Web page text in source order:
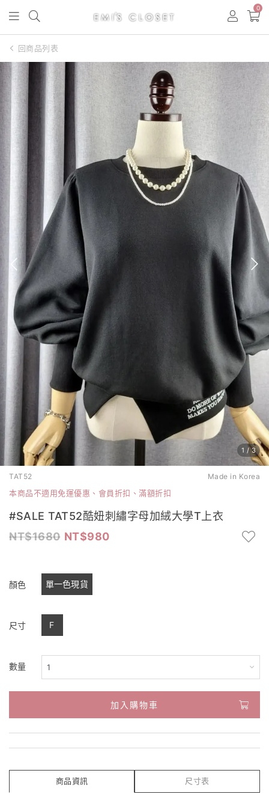
0
回商品列表
1 /3
TAT52 Made in Korea
本商品不適用免運優惠、會員折扣、滿額折扣
#SALE TAT52酷妞刺繡字母加絨大學T上衣
1680
980
顏色 單一色現貨
尺寸 F
數量
加入購物車
商品資訊 尺寸表